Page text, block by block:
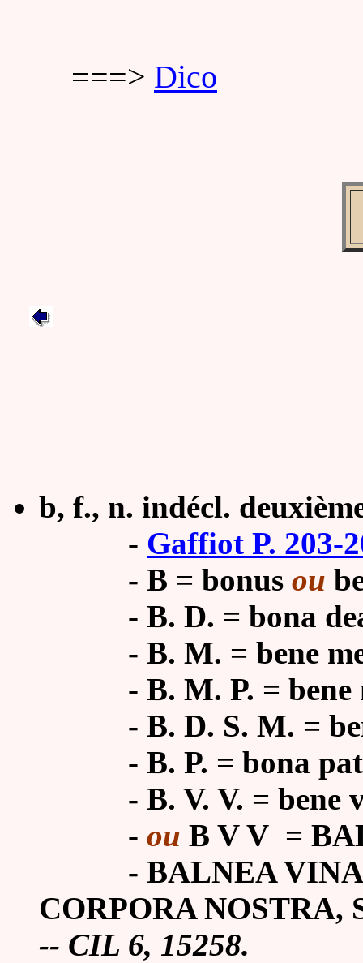
===> Dico
b, f., n. indécl.
- Gaffiot P. 203-
- B = bonus ou
- B. D. = bona
- B. M. = bene
- B. M. P. =
- B. D. S. M. =
- B. P. = bona
- B. V. V. = bene
- ou B V V =
- BALNEA
CORPORA NOSTRA,
-- CIL 6, 15258.